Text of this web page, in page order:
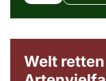
Welt